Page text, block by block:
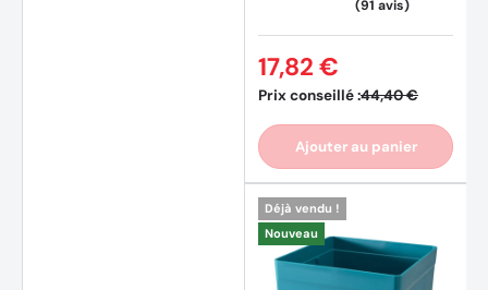
Prix conseillé :44,40 €
17,82 €
Ajouter au panier
Déjà vendu !
Nouveau